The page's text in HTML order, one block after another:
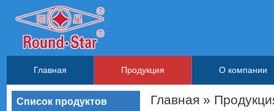
Главная Продукция О компании
Список продуктов Главная »